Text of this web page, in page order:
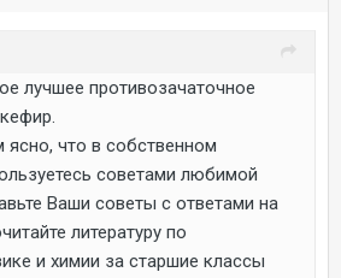
лучшее противозачаточное
что в собственном
советами любимой
Ваши советы с ответами на
литературу по
и химии за старшие классы